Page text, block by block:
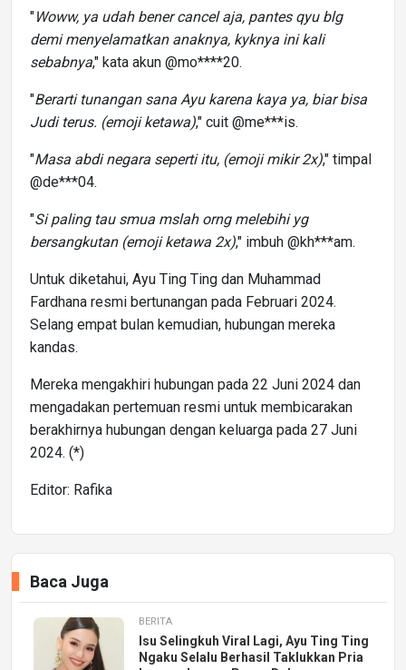
"Woww, ya udah bener cancel aja, pantes qyu blg
demi menyelamatkan anaknya, kyknya ini kali
sebabnya," kata akun @mo****20.
"Berarti tunangan sana Ayu karena kaya ya, biar bisa
Judi terus. (emoji ketawa)," cuit @me***is.
"Masa abdi negara seperti itu, (emoji mikir 2x)," timpal
@de***04.
"Si paling tau smua mslah orng melebihi yg
bersangkutan (emoji ketawa 2x)," imbuh @kh***am.
Untuk diketahui, Ayu Ting Ting dan Muhammad
Fardhana resmi bertunangan pada Februari 2024.
Selang empat bulan kemudian, hubungan mereka
kandas.
Mereka mengakhiri hubungan pada 22 Juni 2024 dan
mengadakan pertemuan resmi untuk membicarakan
berakhirnya hubungan dengan keluarga pada 27 Juni
2024. (*)
Editor: Rafika
Baca Juga
BERITA
Isu Selingkuh Viral Lagi, Ayu Ting Ting
Ngaku Selalu Berhasil Taklukkan Pria